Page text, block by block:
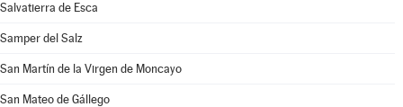
Salvatierra de Esca
Samper del Salz
San Martín de la Virgen de Moncayo
San Mateo de Gállego